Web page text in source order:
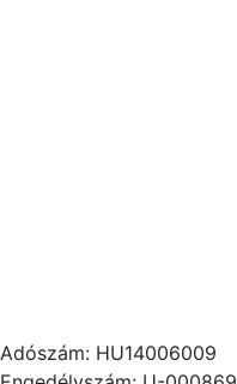
Adószám: HU14006009